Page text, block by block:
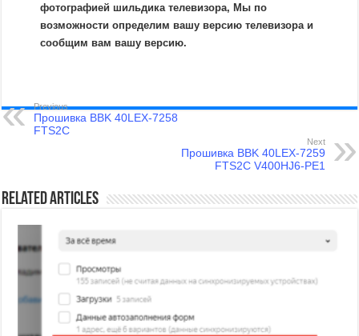
фотографией шильдика телевизора, Мы по
возможности определим вашу версию телевизора и
сообщим вам вашу версию.
Previous
Прошивка BBK 40LEX-7258
FTS2C
Next
Прошивка BBK 40LEX-7259
FTS2C V400HJ6-PE1
Related Articles